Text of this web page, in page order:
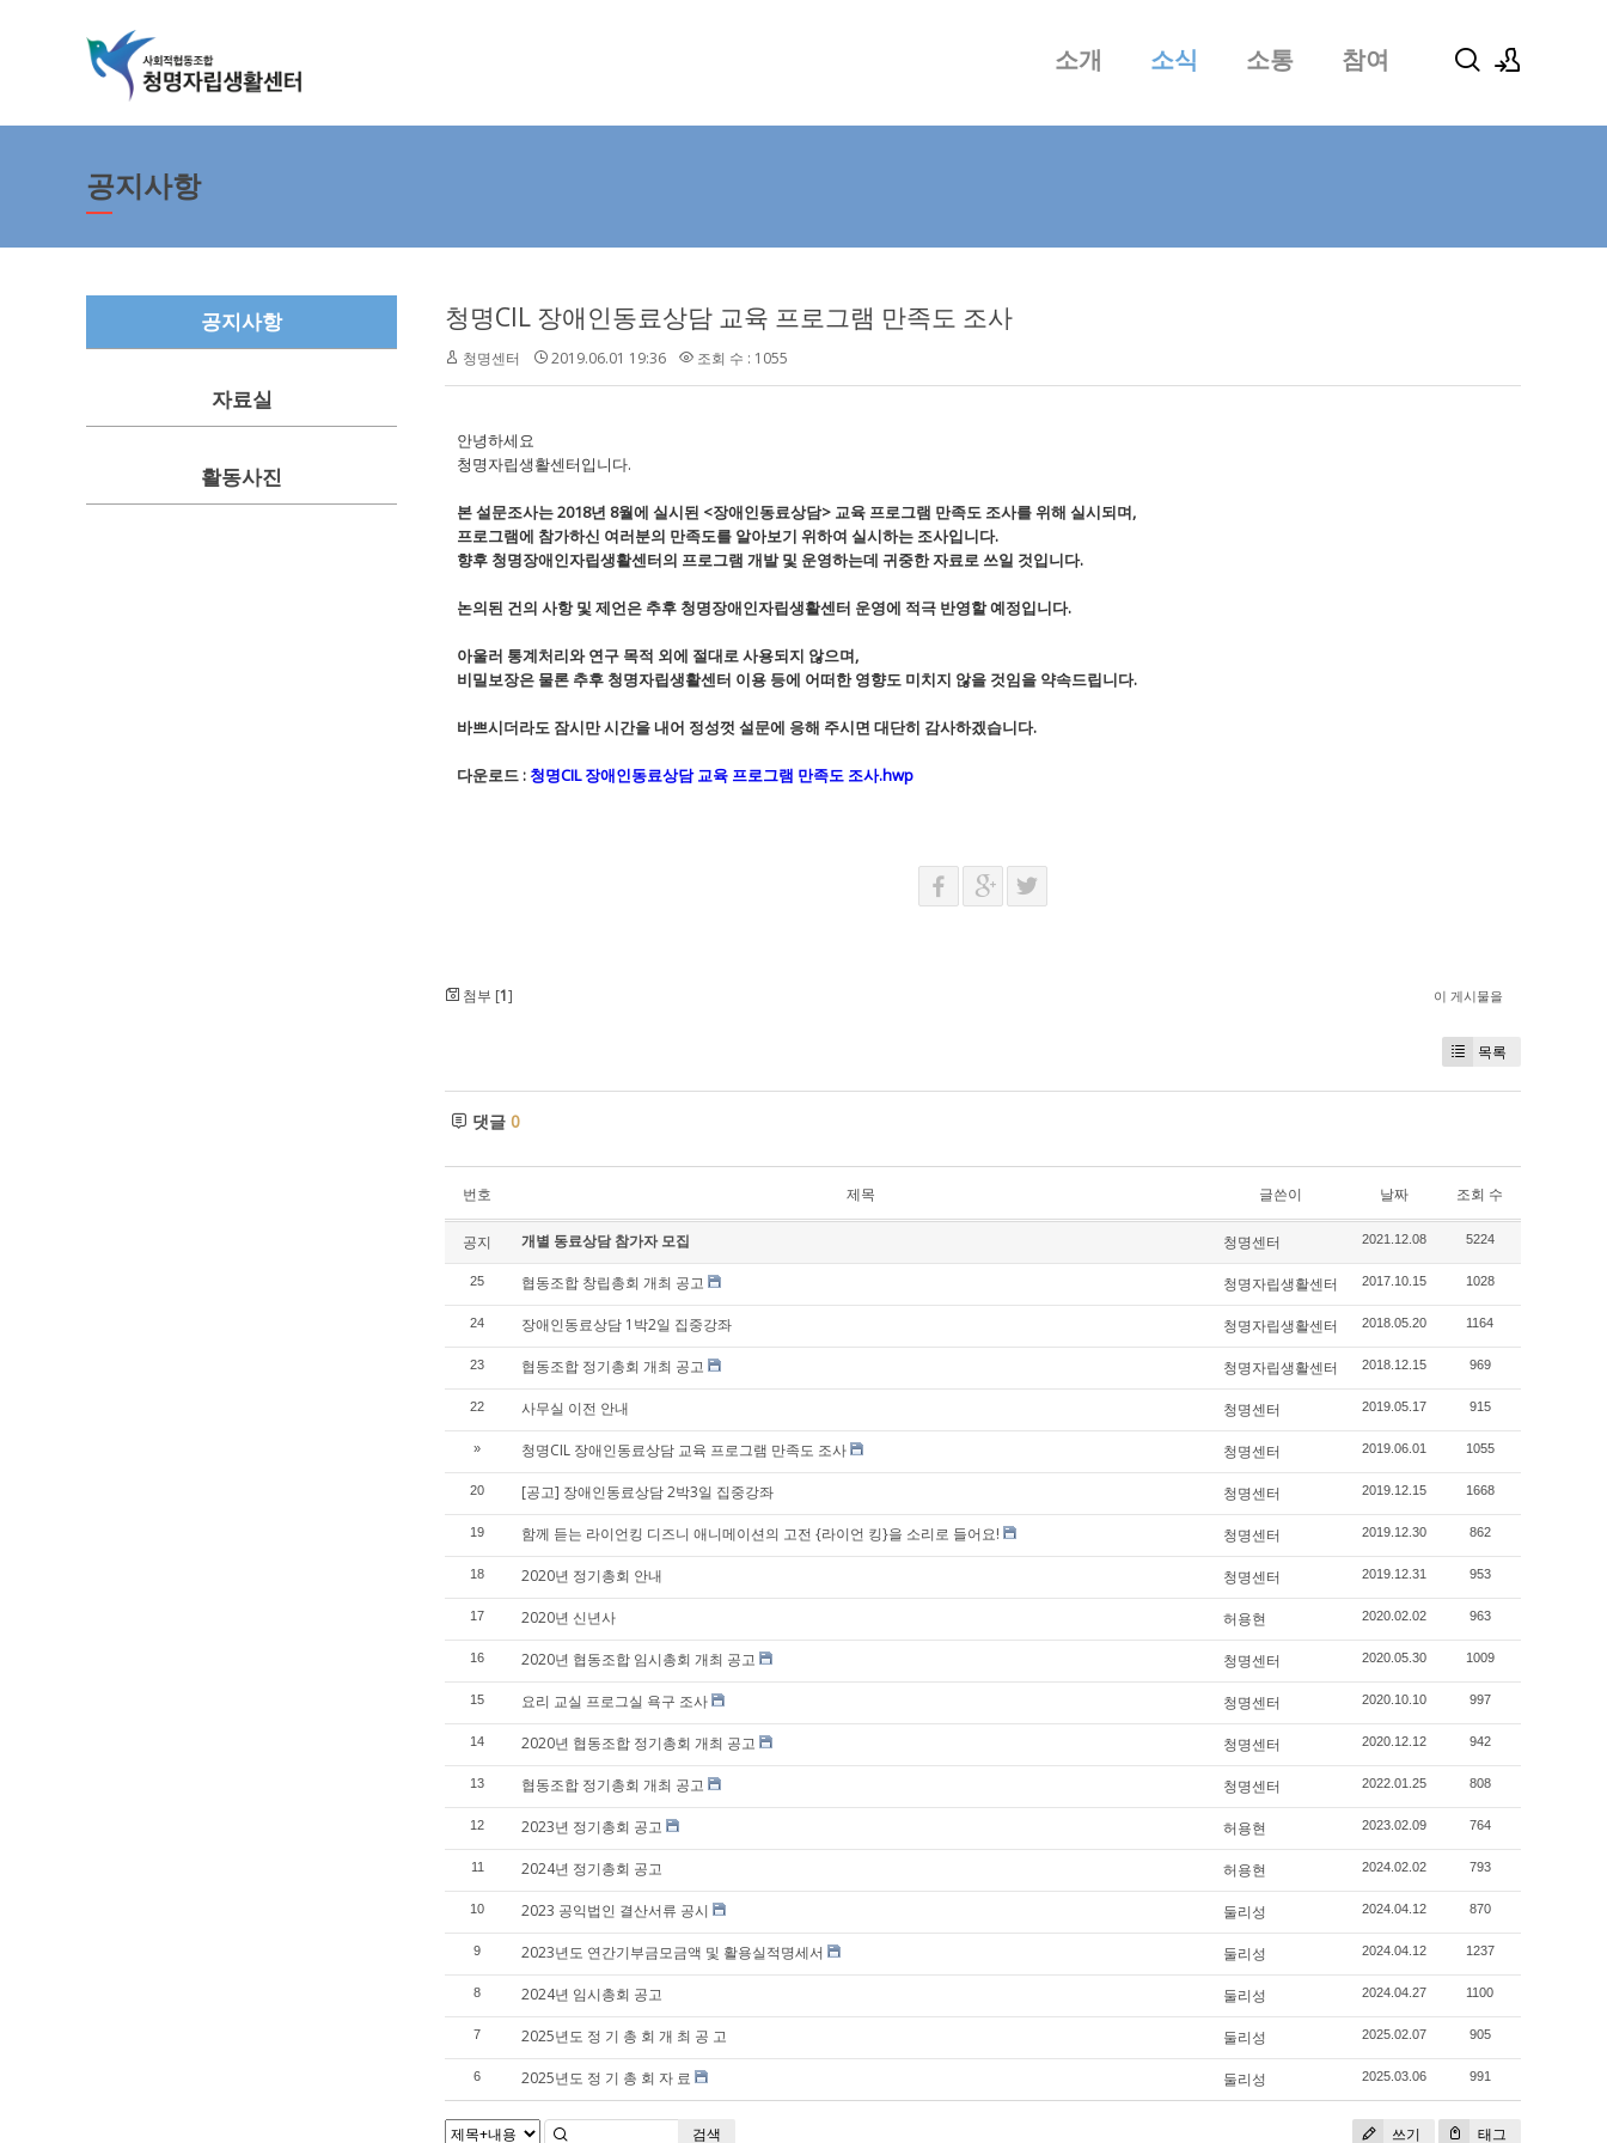
로그인
소개 소식 소통 참여
공지사항
공지사항
자료실
활동사진
청명CIL 장애인동료상담 교육 프로그램 만족도 조사
청명센터 2019.06.01 19:36 조회 수 : 1055
안녕하세요
청명자립생활센터입니다.
본 설문조사는 2018년 8월에 실시된 <장애인동료상담> 교육 프로그램 만족도 조사를 위해 실시되며,
프로그램에 참가하신 여러분의 만족도를 알아보기 위하여 실시하는 조사입니다.
향후 청명장애인자립생활센터의 프로그램 개발 및 운영하는데 귀중한 자료로 쓰일 것입니다.
논의된 건의 사항 및 제언은 추후 청명장애인자립생활센터 운영에 적극 반영할 예정입니다.
아울러 통계처리와 연구 목적 외에 절대로 사용되지 않으며,
비밀보장은 물론 추후 청명자립생활센터 이용 등에 어떠한 영향도 미치지 않을 것임을 약속드립니다.
바쁘시더라도 잠시만 시간을 내어 정성껏 설문에 응해 주시면 대단히 감사하겠습니다.
다운로드 : 청명CIL 장애인동료상담 교육 프로그램 만족도 조사.hwp
첨부 [1] 이 게시물을
목록
댓글 0
번호 제목 글쓴이 날짜 조회 수
공지 개별 동료상담 참가자 모집 청명센터 2021.12.08 5224
25 협동조합 창립총회 개최 공고 청명자립생활센터 2017.10.15 1028
24 장애인동료상담 1박2일 집중강좌 청명자립생활센터 2018.05.20 1164
23 협동조합 정기총회 개최 공고 청명자립생활센터 2018.12.15 969
22 사무실 이전 안내 청명센터 2019.05.17 915
» 청명CIL 장애인동료상담 교육 프로그램 만족도 조사 청명센터 2019.06.01 1055
20 [공고] 장애인동료상담 2박3일 집중강좌 청명센터 2019.12.15 1668
19 함께 듣는 라이언킹 디즈니 애니메이션의 고전 {라이언 킹}을 소리로 들어요! 청명센터 2019.12.30 862
18 2020년 정기총회 안내 청명센터 2019.12.31 953
17 2020년 신년사 허용현 2020.02.02 963
16 2020년 협동조합 임시총회 개최 공고 청명센터 2020.05.30 1009
15 요리 교실 프로그실 욕구 조사 청명센터 2020.10.10 997
14 2020년 협동조합 정기총회 개최 공고 청명센터 2020.12.12 942
13 협동조합 정기총회 개최 공고 청명센터 2022.01.25 808
12 2023년 정기총회 공고 허용현 2023.02.09 764
11 2024년 정기총회 공고 허용현 2024.02.02 793
10 2023 공익법인 결산서류 공시 둘리성 2024.04.12 870
9 2023년도 연간기부금모금액 및 활용실적명세서 둘리성 2024.04.12 1237
8 2024년 임시총회 공고 둘리성 2024.04.27 1100
7 2025년도 정 기 총 회 개 최 공 고 둘리성 2025.02.07 905
6 2025년도 정 기 총 회 자 료 둘리성 2025.03.06 991
쓰기 태그
검색